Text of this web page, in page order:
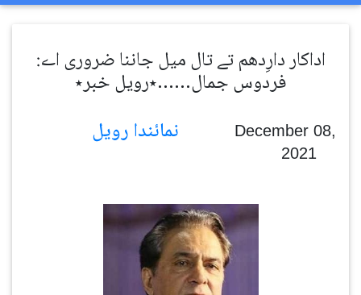
اداکار دارِدھم تے تال میل جاننا ضروری اے:
فردوس جمال……٭رویل خبر٭
December 08,
2021